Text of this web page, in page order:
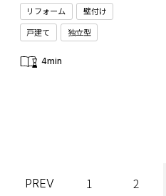
リフォーム
壁付け
戸建て
独立型
4min
PREV 1 2